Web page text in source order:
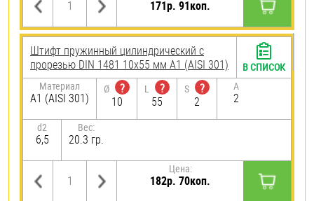
171р. 91коп.
Штифт пружинный цилиндрический с
прорезью DIN 1481 10х55 мм А1 (AISI 301)
Материал
А1 (AISI 301)
Ø
?
10
L
?
55
S
?
2
A
2
d2
6,5
Вес:
20.3 гр.
Цена:
182р. 70коп.
В СПИСОК